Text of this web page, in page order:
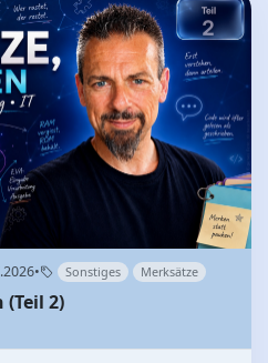
• Sonstiges Merksätze
2)